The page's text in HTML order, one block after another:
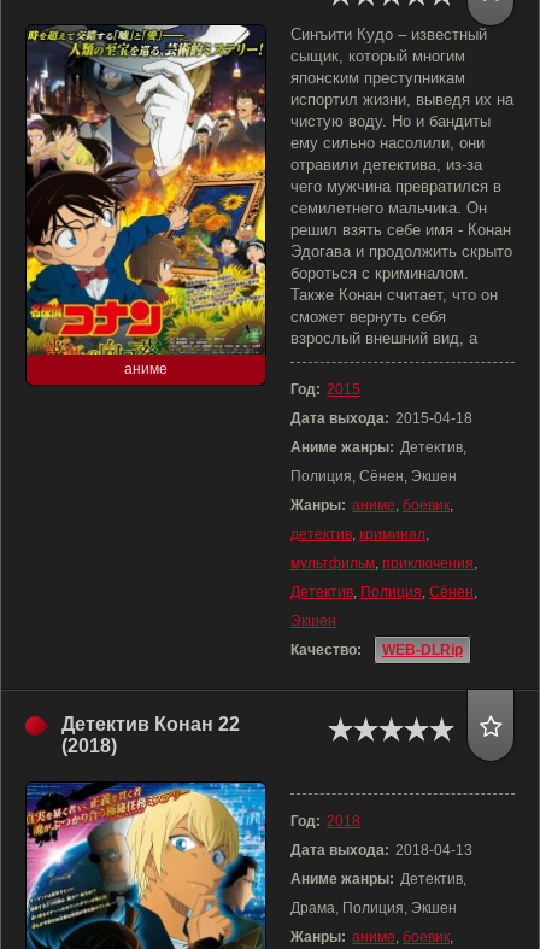
аниме
Синъити Кудо – известный
сыщик, который многим
японским преступникам
испортил жизни, выведя их на
чистую воду. Но и бандиты
ему сильно насолили, они
отравили детектива, из-за
чего мужчина превратился в
семилетнего мальчика. Он
решил взять себе имя - Конан
Эдогава и продолжить скрыто
бороться с криминалом.
Также Конан считает, что он
сможет вернуть себя
взрослый внешний вид, а
Год: 2015
Дата выхода: 2015-04-18
Аниме жанры: Детектив,
Полиция, Сёнен, Экшен
Жанры: аниме, боевик,
детектив, криминал,
мультфильм, приключения,
Детектив, Полиция, Сёнен,
Экшен
Качество:
WEB-DLRip
Детектив Конан 22
(2018)
Год: 2018
Дата выхода: 2018-04-13
Аниме жанры: Детектив,
Драма, Полиция, Экшен
Жанры: аниме, боевик,